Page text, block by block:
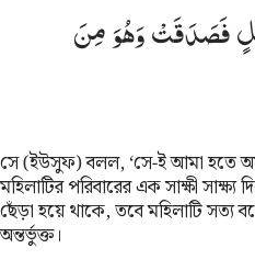
فَصَدَقَتْوَهُوَمِنَ
সে (ইউসুফ) বলল, ‘সে-ই আমা হতে
মহিলাটির পরিবারের এক সাক্ষী
ছেঁড়া হয়ে থাকে, তবে মহিলাটি সত্য
অন্তর্ভুক্ত।